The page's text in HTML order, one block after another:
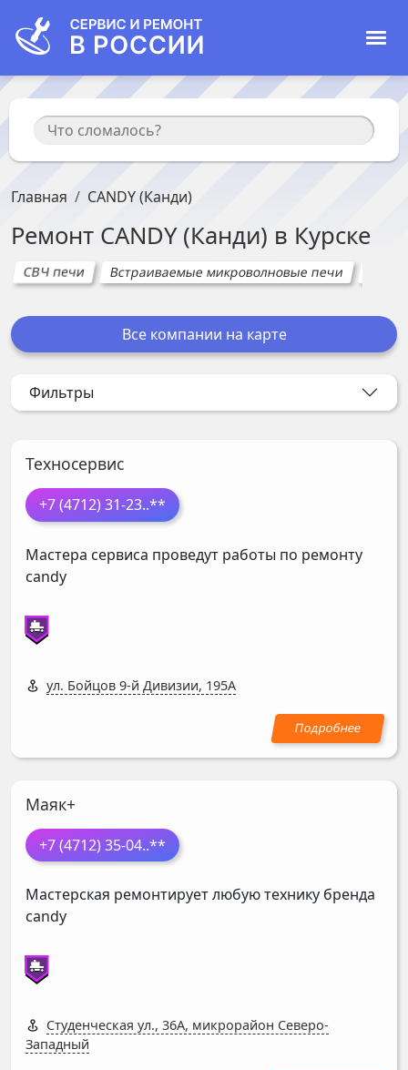
Главная CANDY (Канди)
Ремонт CANDY (Канди) в Курске
СВЧ печи Встраиваемые микроволновые печи
Техносервис
+7 (4712) 31-23..**
Мастера сервиса проведут работы по ремонту
candy
ул. Бойцов 9-й Дивизии, 195А
Маяк+
+7 (4712) 35-04..**
Мастерская ремонтирует любую технику бренда
candy
Студенческая ул., 36А, микрорайон Северо-
Западный
Все компании на карте
Фильтры